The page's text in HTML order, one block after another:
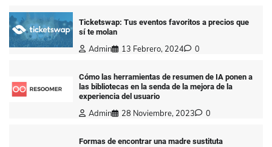
Ticketswap: Tus eventos favoritos a precios que
sí te molan
Admin 13 Febrero, 2024 0
Cómo las herramientas de resumen de IA ponen a
las bibliotecas en la senda de la mejora de la
experiencia del usuario
Admin 28 Noviembre, 2023 0
Formas de encontrar una madre sustituta